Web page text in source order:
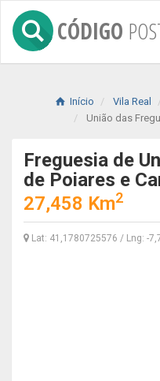
CÓDIGO
Início Vila Real
União das
Freguesia de
de Poiares e
27,458 Km2
Lat: 41,1780725576 / Lng: -